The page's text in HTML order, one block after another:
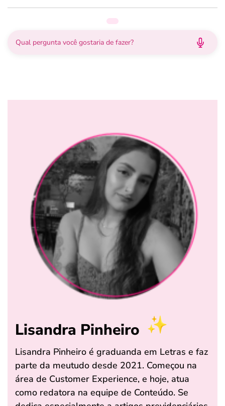
Lisandra Pinheiro
Lisandra Pinheiro é graduanda em Letras e faz
parte da meutudo desde 2021. Começou na
área de Customer Experience, e hoje, atua
como redatora na equipe de Conteúdo. Se